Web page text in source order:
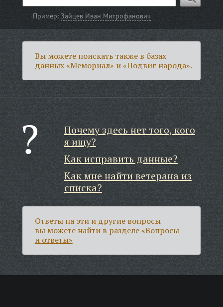
Пример:Зайцев Иван Митрофанович
Вы можете поискать также в базах
данных «Мемориал» и «Подвиг народа».
Почему здесь нет того, кого
я ищу?
Как исправить данные?
Как мне найти ветерана из
списка?
Ответы на эти и другие вопросы
вы можете найти в разделе«Вопросы
и ответы»